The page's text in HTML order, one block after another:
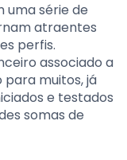
uma série de
atraentes
perfis.
associado a
para muitos, já
e testados
somas de